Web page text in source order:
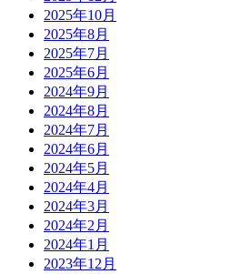
2025年10月
2025年8月
2025年7月
2025年6月
2024年9月
2024年8月
2024年7月
2024年6月
2024年5月
2024年4月
2024年3月
2024年2月
2024年1月
2023年12月